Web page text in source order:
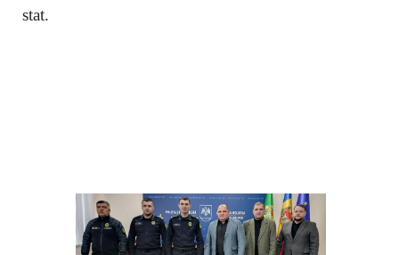
stat.